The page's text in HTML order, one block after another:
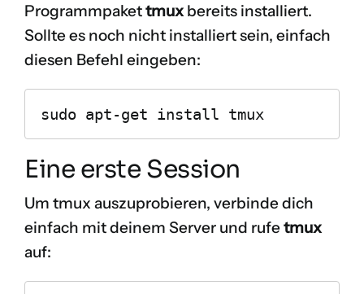
Programmpakettmuxbereits installiert.
Sollte es noch nicht installiert sein, einfach
diesen Befehl eingeben:
sudo apt-get install tmux
Eine erste Session
Um tmux auszuprobieren, verbinde dich
einfach mit deinem Server und rufe tmux
auf: